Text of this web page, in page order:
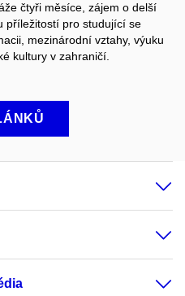
čtyři měsíce, zájem o delší
příležitostí pro studující se
mezinárodní vztahy, výuku
kultury v zahraničí.